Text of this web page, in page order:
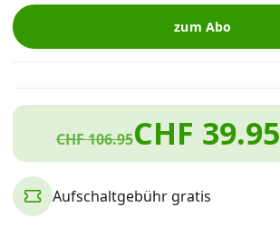
News
Über uns
Datenschutz·AGB·Impressum
zum Abo
CHF 106.95CHF 39.95
Aufschaltgebühr gratis